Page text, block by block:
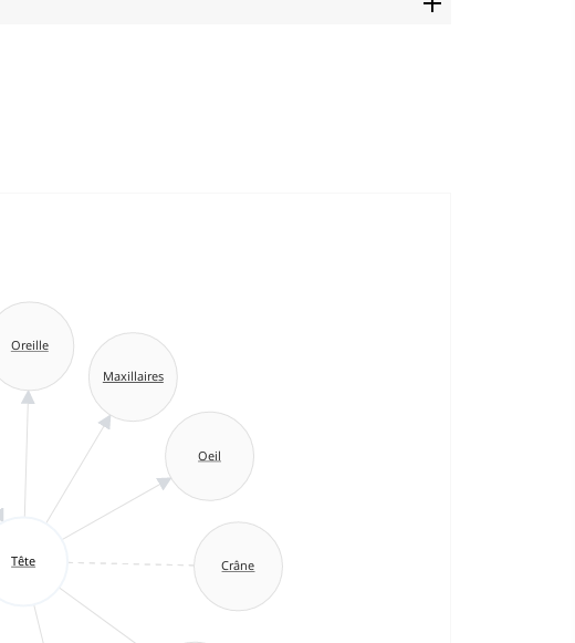
Oeil
Oreille
Crâne
Tête
Maxillaires